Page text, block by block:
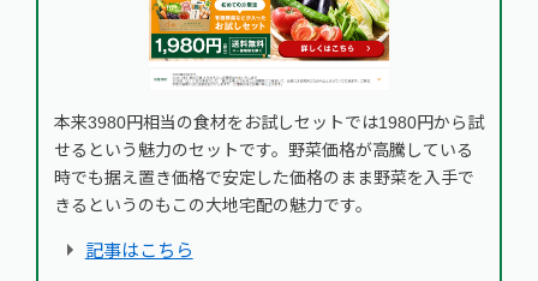
本来3980円相当の食材をお試しセットでは1980円から試
せるという魅力のセットです。野菜価格が高騰している
時でも据え置き価格で安定した価格のまま野菜を入手で
きるというのもこの大地宅配の魅力です。
記事はこちら